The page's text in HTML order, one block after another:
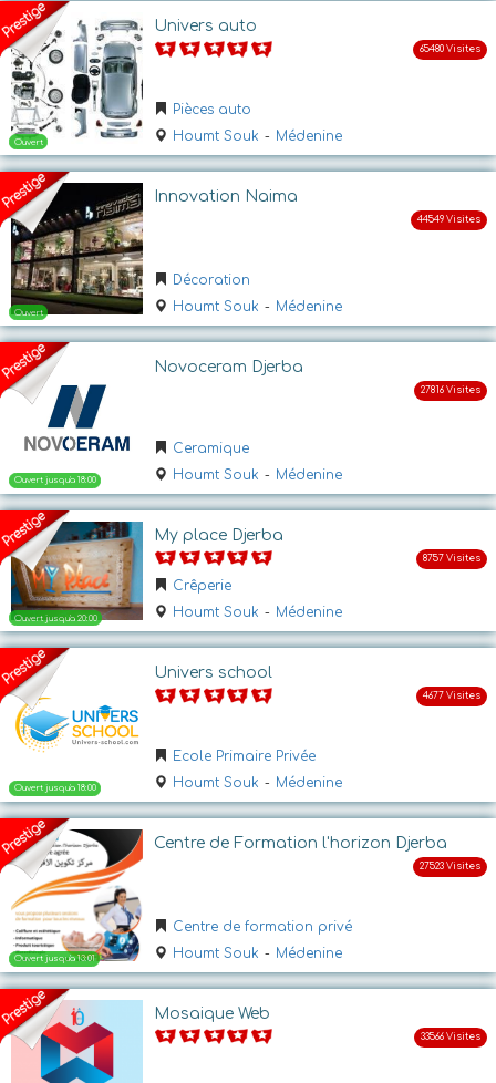
Ouvert jusqu'a 15:00
Ouvert jusqu'a 13:00
Ouvert
Ouvert
Univers auto
Pièces auto
Houmt Souk - Médenine
Ouvert
Innovation Naima
Décoration
Houmt Souk - Médenine
Novoceram Djerba
Ceramique
Houmt Souk - Médenine
My place Djerba
Crêperie
Houmt Souk - Médenine
Univers school
Ecole Primaire Privée
Houmt Souk - Médenine
Centre de Formation l'horizon Djerba
Centre de formation privé
Houmt Souk - Médenine
Mosaique Web